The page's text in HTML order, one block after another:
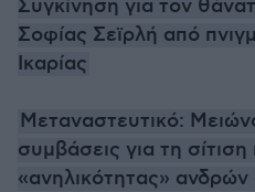
Συγκίνηση για τον
Σοφίας Σεϊρλή από
Ικαρίας
Μεταναστευτικό:
συμβάσεις για τη σίτιση
«ανηλικότητας» ανδρών